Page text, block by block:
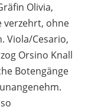
Olivia,
verzehrt, ohne
Viola/Cesario,
Orsino Knall
Botengänge